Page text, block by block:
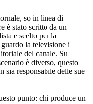
so in linea di
è stato scritto da un
e scelto per la
la televisione i
del canale. Su
è diverso, questo
sia responsabile delle sue
punto: chi produce un